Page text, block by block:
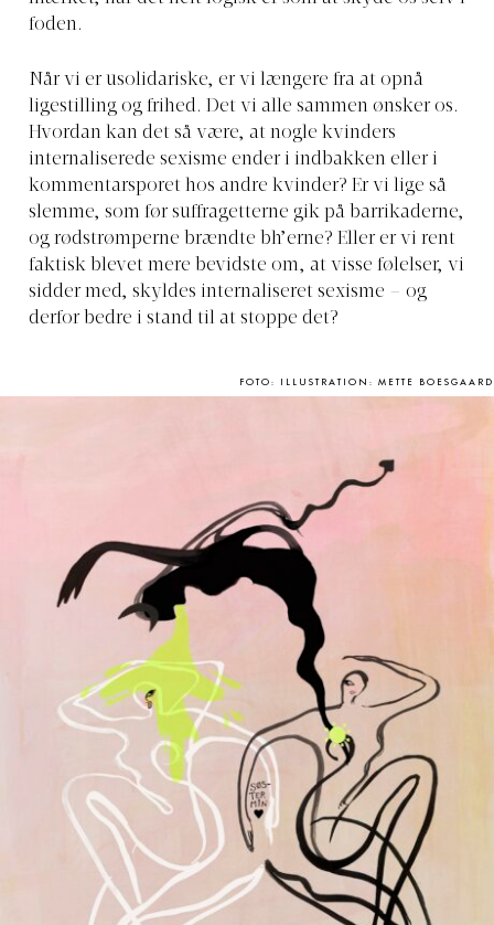
foden.
Når vi er usolidariske, er vi længere fra at opnå
ligestilling og frihed. Det vi alle sammen ønsker os.
Hvordan kan det så være, at nogle kvinders
internaliserede sexisme ender i indbakken eller i
kommentarsporet hos andre kvinder? Er vi lige så
slemme, som før suffragetterne gik på barrikaderne,
og rødstrømperne brændte bh’erne? Eller er vi rent
faktisk blevet mere bevidste om, at visse følelser, vi
sidder med, skyldes internaliseret sexisme – og
derfor bedre i stand til at stoppe det?
FOTO: ILLUSTRATION: METTE BOESGAARD